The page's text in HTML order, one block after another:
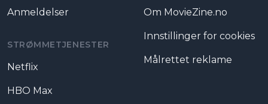
Anmeldelser
STRØMMETJENESTER
Netflix
HBO Max
Om MovieZine.no
Innstillinger for cookies
Målrettet reklame